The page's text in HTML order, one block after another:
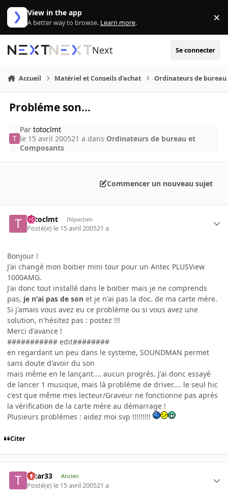
Aller au contenu
View in the app
A better way to browse. Learn more. ×
Next Se connecter
Accueil Matériel et Conseils d'achat Ordinateurs de bureau
Probléme son...
Partotoclmt
le 15 avril 200521 a dans Ordinateurs de bureau et
Composants
Commencer un nouveau sujet
totoclmt INpactien
Posté(e) le 15 avril 200521 a
Bonjour !
J'ai changé mon boitier mini tour pour un Antec PLUSView
1000AMG.
J'ai donc tout installé dans le boitier mais je ne comprends
pas, je n'ai pas de son et je n'ai pas la doc. de ma carte mère.
Si j'amais vous avez eu ce probléme ou si vous avez une
solution, n'hésitez pas : postez !!!
Merci d'avance !
########### edit########
en regardant un peu dans le systeme, SOUNDMAN permet
sans doute d'avoir du son
mais même en le lançant.... aucun progrés. J'ai donc essayé
de lancer 1 musique, mais là probléme de driver.... le seul hic
c'est que même mes lecteur/Graveur ne fonctionne pas aprés
la vérification de la carte mère au démarrage !
Plusieurs problémes : aidez moi svp !!!!!!!!!
Citer
tatar33 Ancien
Posté(e) le 15 avril 200521 a